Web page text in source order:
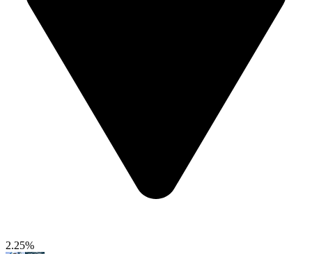
2.25%